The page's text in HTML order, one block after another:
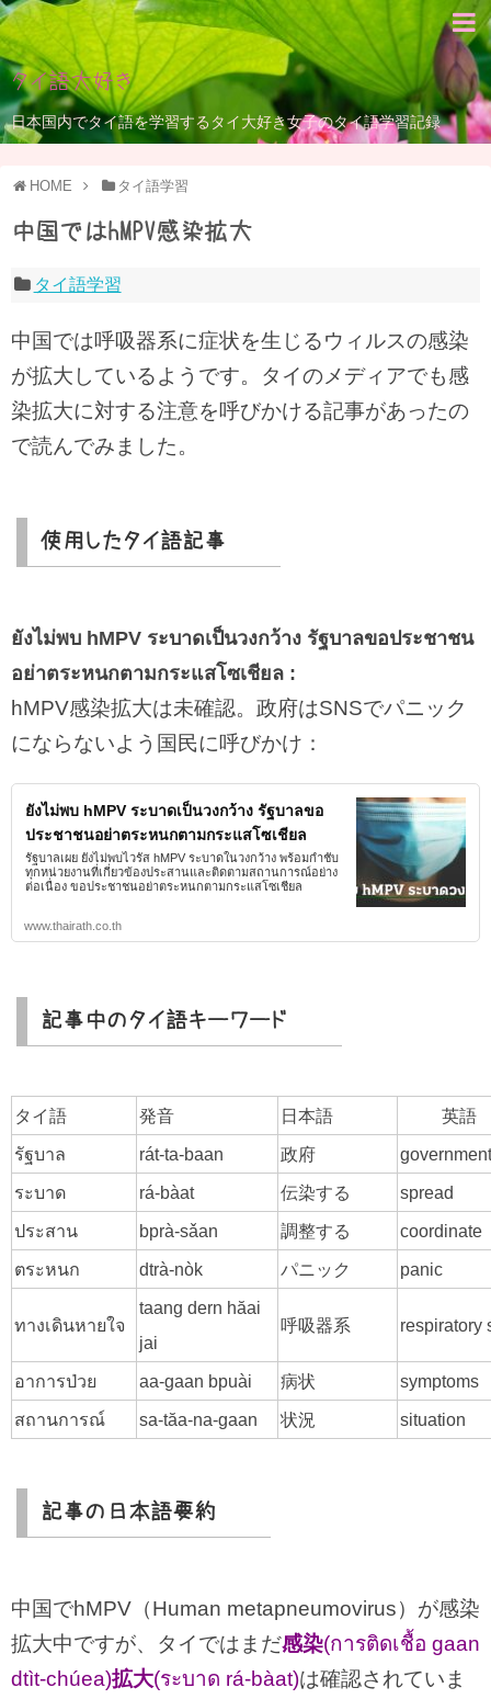
タイ語大好き
日本国内でタイ語を学習するタイ大好き女子のタイ語学習記録
HOME タイ語学習
中国ではhMPV感染拡大
タイ語学習
中国では呼吸器系に症状を生じるウィルスの感染
が拡大しているようです。タイのメディアでも感
染拡大に対する注意を呼びかける記事があったの
で読んでみました。
使用したタイ語記事
ยังไม่พบ hMPV ระบาดเป็นวงกว้าง รัฐบาลขอประชาชน
อย่าตระหนกตามกระแสโซเชียล :
hMPV感染拡大は未確認。政府はSNSでパニック
にならないよう国民に呼びかけ：
ยังไม่พบ hMPV ระบาดเป็นวงกว้าง รัฐบาลขอ
ประชาชนอย่าตระหนกตามกระแสโซเชียล
รัฐบาลเผย ยังไม่พบไวรัส hMPV ระบาดในวงกว้าง พร้อมกำชับ
ทุกหน่วยงานที่เกี่ยวข้องประสานและติดตามสถานการณ์อย่าง
ต่อเนื่อง ขอประชาชนอย่าตระหนกตามกระแสโซเชียล
www.thairath.co.th
記事中のタイ語キーワード
タイ語 発音 日本語
英語
รัฐบาล
rát-ta-baan 政府
government
ระบาด
rá-bàat 伝染する
spread
ประสาน
bprà-sǎan 調整する
coordinate
ตระหนก
dtrà-nòk パニック panic
ทางเดินหายใจ
taang dern hăai
jai
呼吸器系 respiratory
อาการป่วย aa-gaan bpuài 病状
symptoms
สถานการณ์
sa-tăa-na-gaan 状況 situation
記事の日本語要約
中国でhMPV（Human metapneumovirus）が感染
拡大中ですが、タイではまだ感染(การติดเชื้อ gaan
dtìt-chúea)拡大(ระบาด rá-bàat)は確認されていま